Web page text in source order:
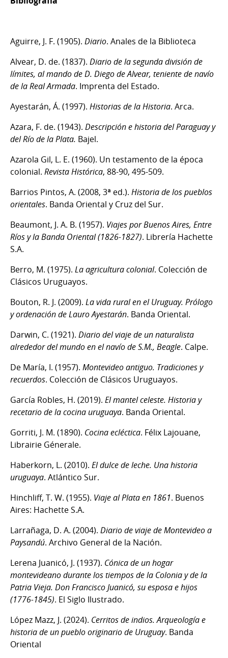
Aguirre, J. F. (1905). Diario. Anales de la Biblioteca
Alvear, D. de. (1837). Diario de la segunda división de
límites, al mando de D. Diego de Alvear, teniente de navío
de la Real Armada. Imprenta del Estado.
Ayestarán, Á. (1997). Historias de la Historia. Arca.
Azara, F. de. (1943). Descripción e historia del Paraguay y
del Río de la Plata. Bajel.
Azarola Gil, L. E. (1960). Un testamento de la época
colonial. Revista Histórica, 88-90, 495-509.
Barrios Pintos, A. (2008, 3ª ed.). Historia de los pueblos
orientales. Banda Oriental y Cruz del Sur.
Beaumont, J. A. B. (1957). Viajes por Buenos Aires, Entre
Ríos y la Banda Oriental (1826-1827). Librería Hachette
S.A.
Berro, M. (1975). La agricultura colonial. Colección de
Clásicos Uruguayos.
Bouton, R. J. (2009). La vida rural en el Uruguay. Prólogo
y ordenación de Lauro Ayestarán. Banda Oriental.
Darwin, C. (1921). Diario del viaje de un naturalista
alrededor del mundo en el navío de S.M., Beagle. Calpe.
De María, I. (1957). Montevideo antiguo. Tradiciones y
recuerdos. Colección de Clásicos Uruguayos.
García Robles, H. (2019). El mantel celeste. Historia y
recetario de la cocina uruguaya. Banda Oriental.
Gorriti, J. M. (1890). Cocina ecléctica. Félix Lajouane,
Librairie Génerale.
Haberkorn, L. (2010). El dulce de leche. Una historia
uruguaya. Atlántico Sur.
Hinchliff, T. W. (1955). Viaje al Plata en 1861. Buenos
Aires: Hachette S.A.
Larrañaga, D. A. (2004). Diario de viaje de Montevideo a
Paysandú. Archivo General de la Nación.
Lerena Juanicó, J. (1937). Cónica de un hogar
montevideano durante los tiempos de la Colonia y de la
Patria Vieja. Don Francisco Juanicó, su esposa e hijos
(1776-1845). El Siglo Ilustrado.
López Mazz, J. (2024). Cerritos de indios. Arqueología e
historia de un pueblo originario de Uruguay. Banda
Oriental